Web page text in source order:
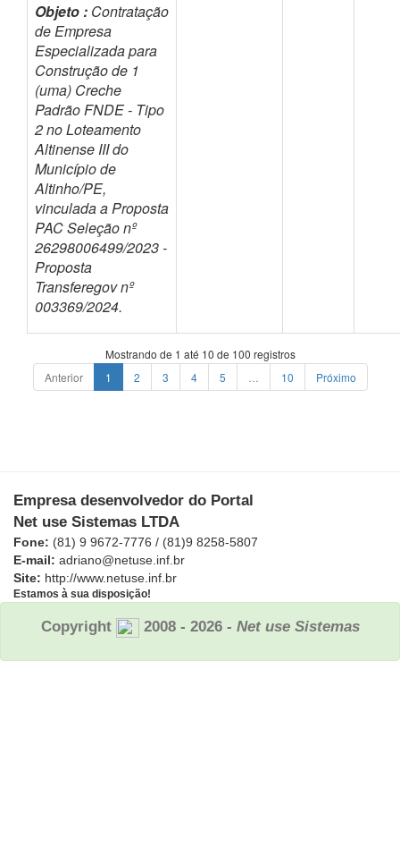
Objeto : Contratação
de Empresa
Especializada para
Construção de 1
(uma) Creche
Padrão FNDE - Tipo
2 no Loteamento
Altinense III do
Município de
Altinho/PE,
vinculada a Proposta
PAC Seleção nº
26298006499/2023 -
Proposta
Transferegov nº
003369/2024.
Mostrando de 1 até 10 de 100 registros
Anterior
1 2 3 4 5 10 Próximo
Empresa desenvolvedor do Portal
Net use Sistemas LTDA
Fone: (81) 9 9672-7776 / (81)9 8258-5807
E-mail: adriano@netuse.inf.br
Site: http://www.netuse.inf.br
Estamos à sua disposição!
Copyright 2008 - 2026 - Net use Sistemas